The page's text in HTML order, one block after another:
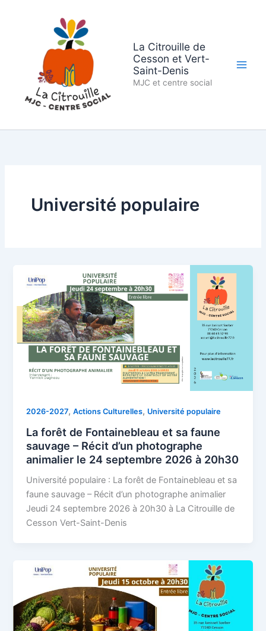
La Citrouille de
Cesson et Vert-
Saint-Denis
MJC et centre social
Université populaire
2026-2027,Actions Culturelles, Université populaire
La forêt de Fontainebleau et sa faune
sauvage – Récit d’un photographe
animalier le 24 septembre 2026 à 20h30
Université populaire : La forêt de Fontainebleau et sa
faune sauvage – Récit d’un photographe animalier
Jeudi 24 septembre 2026 à 20h30 à La Citrouille de
Cesson Vert-Saint-Denis